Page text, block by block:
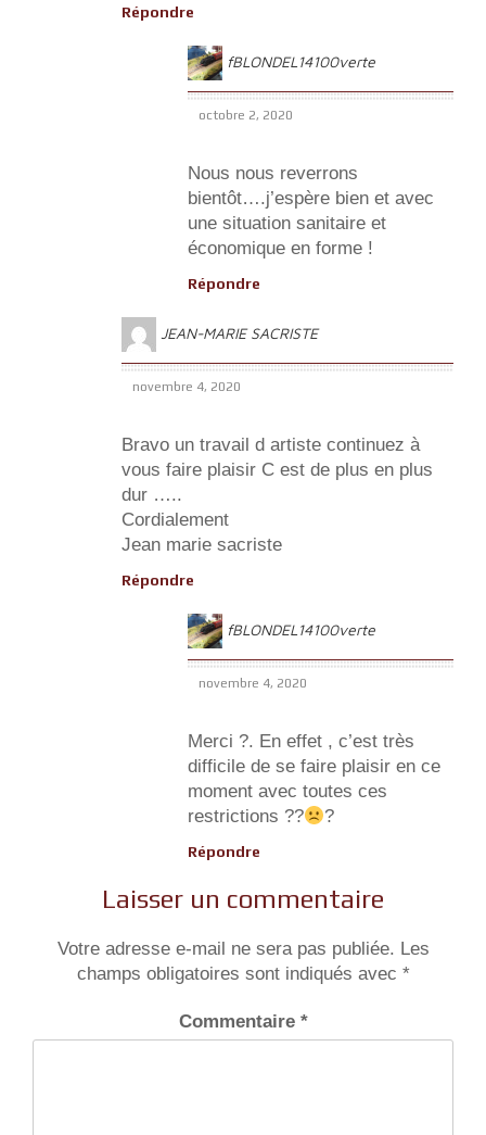
Répondre
fBLONDEL14100verte
octobre 2, 2020
Nous nous reverrons
bientôt….j’espère bien et avec
une situation sanitaire et
économique en forme !
Répondre
JEAN-MARIE SACRISTE
novembre 4, 2020
Bravo un travail d artiste continuez à
vous faire plaisir C est de plus en plus
dur …..
Cordialement
Jean marie sacriste
Répondre
fBLONDEL14100verte
novembre 4, 2020
Merci ?. En effet , c’est très
difficile de se faire plaisir en ce
moment avec toutes ces
restrictions ??
?
Répondre
Laisser un commentaire
Votre adresse e-mail ne sera pas publiée. Les
champs obligatoires sont indiqués avec *
Commentaire *